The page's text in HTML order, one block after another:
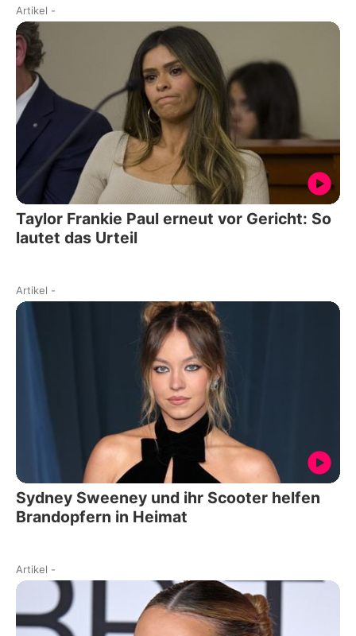
Artikel -
Taylor Frankie Paul erneut vor Gericht: So
lautet das Urteil
Artikel -
Sydney Sweeney und ihr Scooter helfen
Brandopfern in Heimat
Artikel -